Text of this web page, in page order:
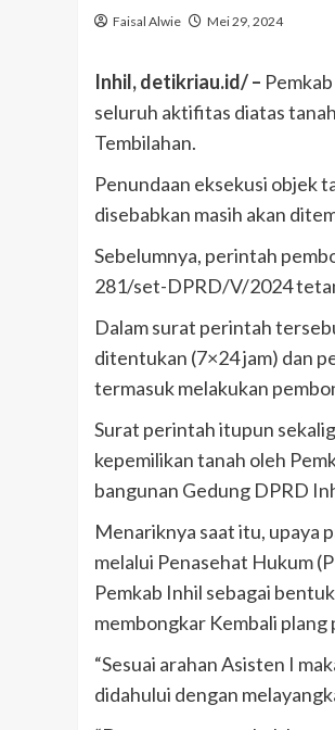
Faisal Alwie Mei 29, 2024
Inhil, detikriau.id/ –
seluruh aktifitas diatas
Tembilahan.
Penundaan eksekusi objek
disebabkan masih akan
Sebelumnya, perintah
281/set-DPRD/V/2024
Dalam surat perintah
ditentukan (7×24 jam) dan
termasuk melakukan
Surat perintah itupun
kepemilikan tanah oleh
bangunan Gedung DPRD
Menariknya saat itu, upaya
melalui Penasehat Hukum
Pemkab Inhil sebagai
membongkar Kembali
“Sesuai arahan Asisten I
didahului dengan